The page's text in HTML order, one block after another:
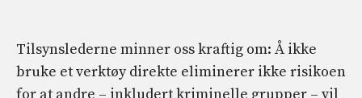
Tilsynslederne minner oss kraftig om: Å ikke
bruke et verktøy direkte eliminerer ikke risikoen